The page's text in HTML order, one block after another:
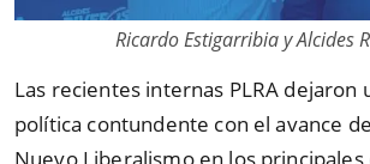
Ricardo Estigarribia y Alcides
Las recientes internas PLRA dejaron
política contundente con el avance